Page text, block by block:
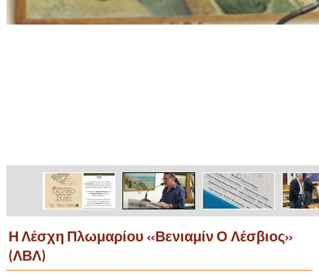
Η Λέσχη Πλωμαρίου «Βενιαμίν Ο Λέσβιος»
(ΛΒΛ)